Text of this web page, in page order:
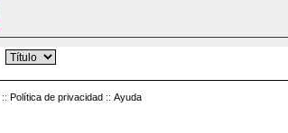
:: Política de privacidad :: Ayuda